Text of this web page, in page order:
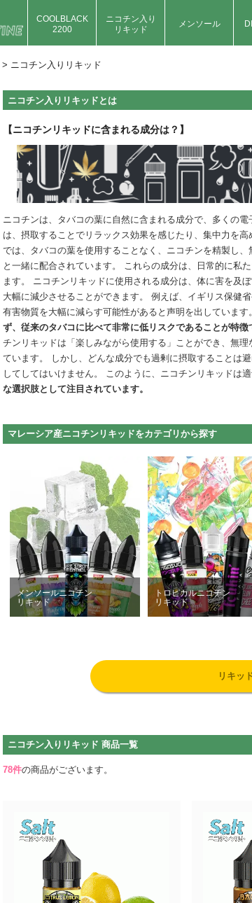
COOLBLACK
2200
ニコチン入り
リキッド
メンソール
> ニコチン入りリキッド
ニコチン入りリキッドとは
【ニコチンリキッドに含まれる成分は？】
ニコチンは、タバコの葉に自然に含まれる成分で、多くの
は、摂取することでリラックス効果を感じたり、集中力を
では、タバコの葉を使用することなく、ニコチンを精製し
と一緒に配合されています。 これらの成分は、日常的に私
ます。 ニコチンリキッドに使用される成分は、体に害を及
大幅に減少させることができます。 例えば、イギリス保健
有害物質を大幅に減らす可能性があると声明を出しています
ず、従来のタバコに比べて非常に低リスクであることが特徴
チンリキッドは「楽しみながら使用する」ことができ、無
ています。 しかし、どんな成分でも過剰に摂取することは
してしてはいけません。 このように、ニコチンリキッドは適
な選択肢として注目されています。
マレーシア産ニコチンリキッドをカテゴリから探す
メンソールニコチン
リキッド
トロピカルニコチン
リキッド
リキッ
ニコチン入りリキッド 商品一覧
78件の商品がございます。